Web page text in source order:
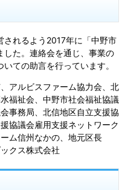
れるよう2017年に「中野市
した。連絡会を通じ、事業の
ての助言を行っています。
アルビスファーム協力会、北
福祉会、中野市社会福祉協議
事務局、北信地区自立支援協
協議会雇用支援ネットワーク
ム信州なかの、地元区長
クス株式会社